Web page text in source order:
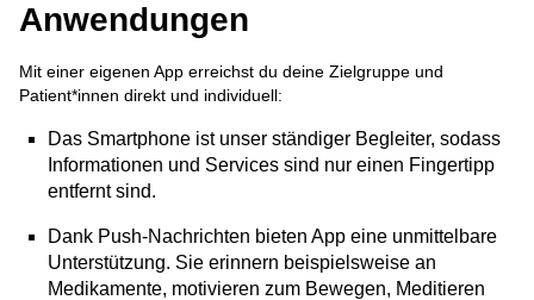
Anwendungen
Mit einer eigenen App erreichst du deine Zielgruppe und
Patient*innen direkt und individuell:
Das Smartphone ist unser ständiger Begleiter, sodass
Informationen und Services sind nur einen Fingertipp
entfernt sind.
Dank Push-Nachrichten bieten App eine unmittelbare
Unterstützung. Sie erinnern beispielsweise an
Medikamente, motivieren zum Bewegen, Meditieren